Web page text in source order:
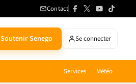
Contact
Soutenir Senego Se connecter
Services Météo